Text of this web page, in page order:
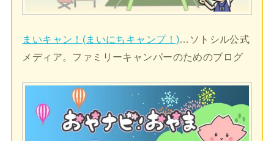
まいキャン！(まいにちキャンプ！)…ソトシル公式
メディア。ファミリーキャンパーのためのブログ